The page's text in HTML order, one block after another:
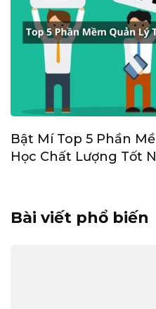
Bật Mí Top 5 Phần
Học Chất Lượng Tốt
Bài viết phổ biến